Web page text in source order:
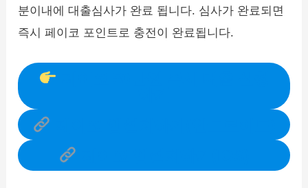
분이내에 대출심사가 완료 됩니다. 심사가 완료되면
즉시 페이코 포인트로 충전이 완료됩니다.